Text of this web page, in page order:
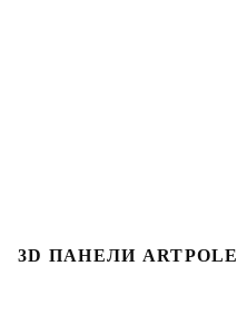
3D ПАНЕЛИ ARTPOLE